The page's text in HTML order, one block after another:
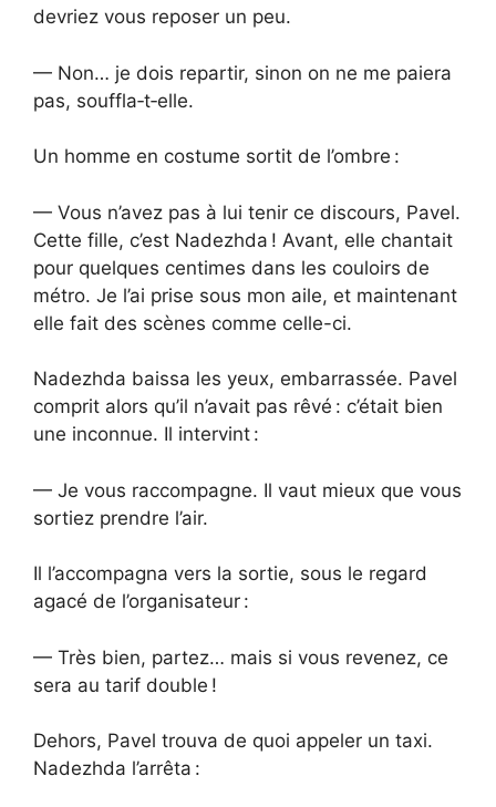
devriez vous reposer un peu.
— Non… je dois repartir, sinon on ne me paiera
pas, souffla‑t‑elle.
Un homme en costume sortit de l’ombre :
— Vous n’avez pas à lui tenir ce discours, Pavel.
Cette fille, c’est Nadezhda ! Avant, elle chantait
pour quelques centimes dans les couloirs de
métro. Je l’ai prise sous mon aile, et maintenant
elle fait des scènes comme celle-ci.
Nadezhda baissa les yeux, embarrassée. Pavel
comprit alors qu’il n’avait pas rêvé : c’était bien
une inconnue. Il intervint :
— Je vous raccompagne. Il vaut mieux que vous
sortiez prendre l’air.
Il l’accompagna vers la sortie, sous le regard
agacé de l’organisateur :
— Très bien, partez… mais si vous revenez, ce
sera au tarif double !
Dehors, Pavel trouva de quoi appeler un taxi.
Nadezhda l’arrêta :